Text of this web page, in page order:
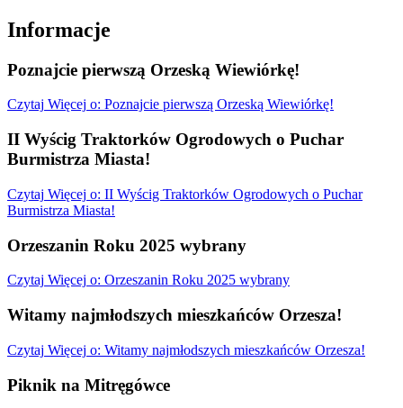
Informacje
Poznajcie pierwszą Orzeską Wiewiórkę!
Czytaj Więcej o: Poznajcie pierwszą Orzeską Wiewiórkę!
II Wyścig Traktorków Ogrodowych o Puchar
Burmistrza Miasta!
Czytaj Więcej o: II Wyścig Traktorków Ogrodowych o Puchar
Burmistrza Miasta!
Orzeszanin Roku 2025 wybrany
Czytaj Więcej o: Orzeszanin Roku 2025 wybrany
Witamy najmłodszych mieszkańców Orzesza!
Czytaj Więcej o: Witamy najmłodszych mieszkańców Orzesza!
Piknik na Mitręgówce